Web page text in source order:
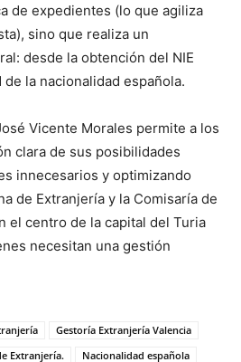
de expedientes (lo que agiliza
sino que realiza un
desde la obtención del NIE
la nacionalidad española.
Vicente Morales permite a los
clara de sus posibilidades
innecesarios y optimizando
de Extranjería y la Comisaría de
el centro de la capital del Turia
necesitan una gestión
Gestoría Extranjería Valencia
Extranjería. Nacionalidad española